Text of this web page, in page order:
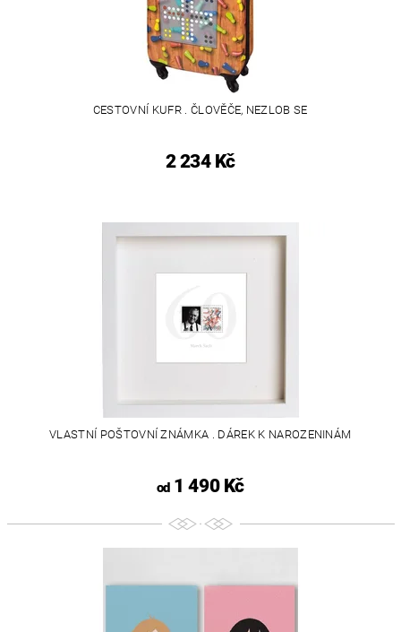
CESTOVNÍ KUFR . ČLOVĚČE, NEZLOB SE
2 234 Kč
VLASTNÍ POŠTOVNÍ ZNÁMKA . DÁREK K NAROZENINÁM
od1 490 Kč